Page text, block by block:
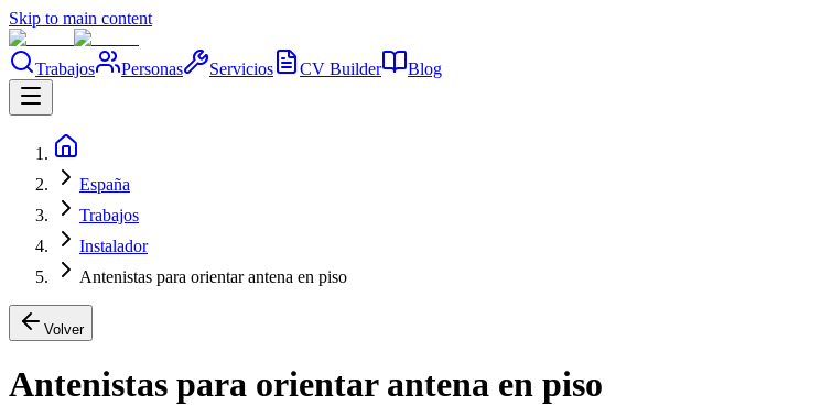
Skip to main content
Trabajos Personas Servicios CV Builder Blog
España
Trabajos
Instalador
Antenistas para orientar antena en piso
Volver
Antenistas para orientar antena en piso